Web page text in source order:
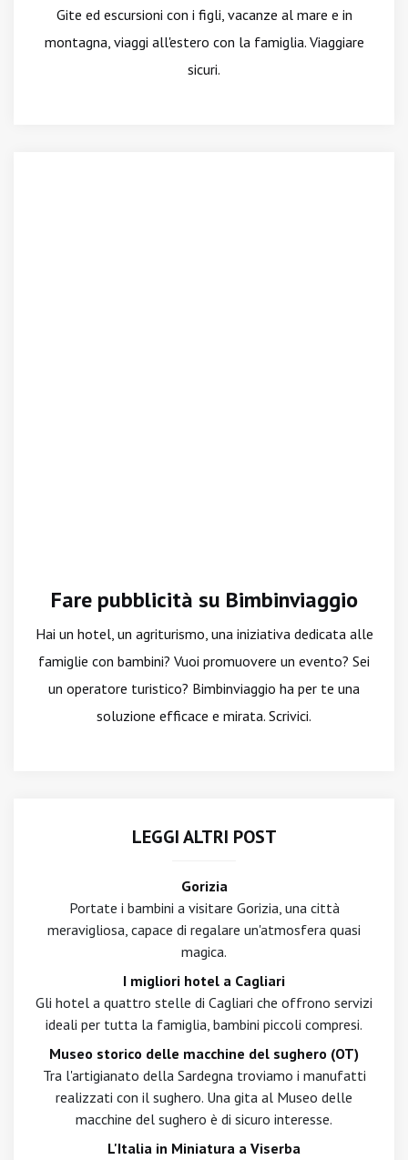
Gite ed escursioni con i figli, vacanze al mare e in
montagna, viaggi all'estero con la famiglia. Viaggiare
sicuri.
Fare pubblicità su Bimbinviaggio
Hai un hotel, un agriturismo, una iniziativa dedicata alle
famiglie con bambini? Vuoi promuovere un evento? Sei
un operatore turistico? Bimbinviaggio ha per te una
soluzione efficace e mirata. Scrivici.
LEGGI ALTRI POST
Gorizia
Portate i bambini a visitare Gorizia, una città
meravigliosa, capace di regalare un'atmosfera quasi
magica.
I migliori hotel a Cagliari
Gli hotel a quattro stelle di Cagliari che offrono servizi
ideali per tutta la famiglia, bambini piccoli compresi.
Museo storico delle macchine del sughero (OT)
Tra l'artigianato della Sardegna troviamo i manufatti
realizzati con il sughero. Una gita al Museo delle
macchine del sughero è di sicuro interesse.
L'Italia in Miniatura a Viserba